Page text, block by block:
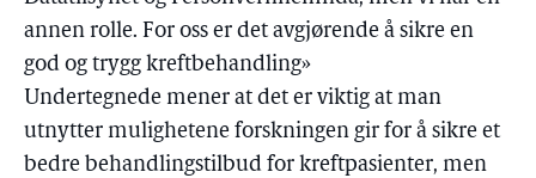
annen rolle. For oss er det avgjørende å sikre en
god og trygg kreftbehandling»
Undertegnede mener at det er viktig at man
utnytter mulighetene forskningen gir for å sikre et
bedre behandlingstilbud for kreftpasienter, men